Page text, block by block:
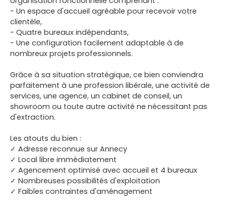
- Un espace d'accueil agréable pour recevoir votre
clientèle,
- Quatre bureaux indépendants,
- Une configuration facilement adaptable à de
nombreux projets professionnels.
Grâce à sa situation stratégique, ce bien conviendra
parfaitement à une profession libérale, une activité de
services, une agence, un cabinet de conseil, un
showroom ou toute autre activité ne nécessitant pas
d'extraction.
Les atouts du bien :
✓ Adresse reconnue sur Annecy
✓ Local libre immédiatement
✓ Agencement optimisé avec accueil et 4 bureaux
✓ Nombreuses possibilités d'exploitation
✓ Faibles contraintes d'aménagement